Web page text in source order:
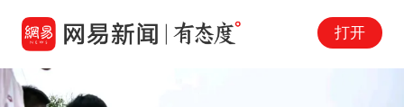
打开